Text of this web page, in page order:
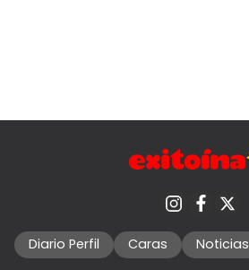
Diario Perfil Caras Noticias